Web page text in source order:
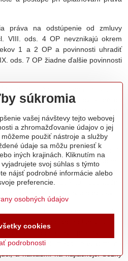
práva na odstúpenie od zmluvy
VIII. ods. 4 OP nevznikajú okrem
1 a 2 OP a povinnosti uhradiť
ods. 7 OP žiadne ďalšie povinnosti
všetky platby, ktoré od
dodanie, poštovné a iných
kupujúcemu všetky platby podľa
zodpovedajúcom odstúpeniu
od celej zmluvy uzavretej na
účtovať kupujúcemu dodatočné
zvolil iný spôsob dodania, ako je
ponúkaný predávajúcim.
rozdiel medzi nákladmi na
a nákladmi na najlacnejší bežný
súkromia
vašej návštevy tejto webovej
a zhromažďovanie údajov o jej
použiť nástroje a služby
údaje sa môžu preniesť k
iných krajinách. Kliknutím na
vyjadrujete svoj súhlas s týmto
nájsť podrobné informácie alebo
preferencie.
osobných údajov
podrobnosti
cookies